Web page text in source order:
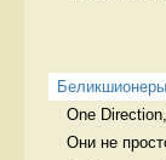
Беликшионеры
One
Они не